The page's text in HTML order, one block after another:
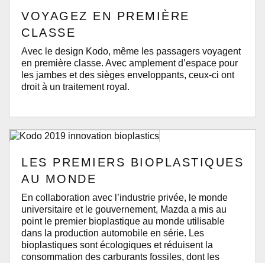
VOYAGEZ EN PREMIÈRE
CLASSE
Avec le design Kodo, même les passagers voyagent
en première classe. Avec amplement d’espace pour
les jambes et des sièges enveloppants, ceux-ci ont
droit à un traitement royal.
LES PREMIERS BIOPLASTIQUES
AU MONDE
En collaboration avec l’industrie privée, le monde
universitaire et le gouvernement, Mazda a mis au
point le premier bioplastique au monde utilisable
dans la production automobile en série. Les
bioplastiques sont écologiques et réduisent la
consommation des carburants fossiles, dont les